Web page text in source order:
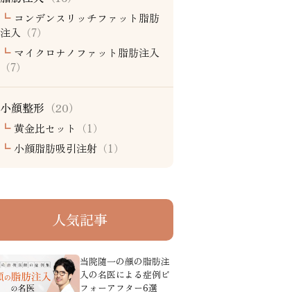
┗ コンデンスリッチファット脂肪
注入 （7）
┗ マイクロナノファット脂肪注入
（7）
小顔整形 （20）
┗ 黄金比セット
（1）
┗ 小顔脂肪吸引注射 （1）
人気記事
当院随一の顔の脂肪注
入の名医による症例ビ
フォーアフター6選